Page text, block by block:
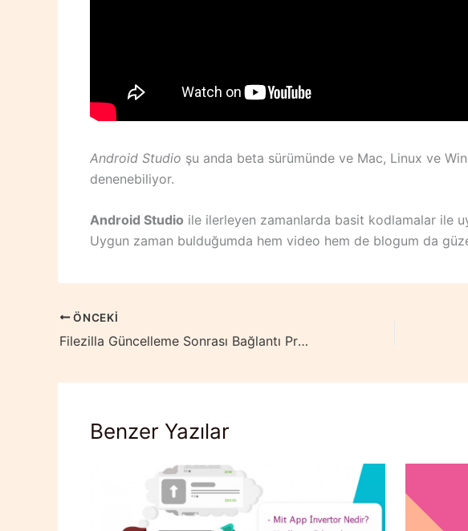
Android Studio şu anda beta sürümünde ve Mac, Linux ve
denenebiliyor.
Android Studio ile ilerleyen zamanlarda basit kodlamalar ile
Uygun zaman bulduğumda hem video hem de blogum da
ÖNCEKI
Filezilla Güncelleme Sonrası Bağlantı Problemi
Benzer Yazılar